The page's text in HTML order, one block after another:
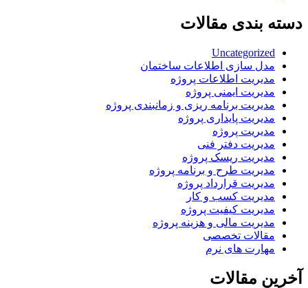
دسته بندی مقالات
Uncategorized
مدل سازی اطلاعات ساختمان
مدیریت اطلاعات پروژه
مدیریت ایمنی پروژه
مدیریت برنامه ریزی و زمانبندی پروژه
مدیریت پایداری پروژه
مدیریت پروژه
مدیریت دفتر فنی
مدیریت ریسک پروژه
مدیریت طرح و برنامه پروژه
مدیریت قرارداد پروژه
مدیریت کسب و کار
مدیریت کیفیت پروژه
مدیریت مالی و هزینه پروژه
مقالات تخصصی
مهارت های نرم
آخرین مقالات